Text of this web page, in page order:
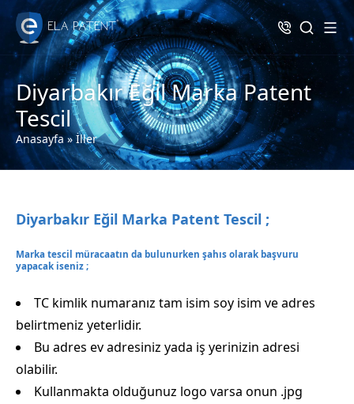
Diyarbakır Eğil Marka Patent
Tescil
Anasayfa»İller
Diyarbakır Eğil Marka Patent Tescil ;
Marka tescil müracaatın da bulunurken şahıs olarak başvuru
yapacak iseniz ;
TC kimlik numaranız tam isim soy isim ve adres
belirtmeniz yeterlidir.
Bu adres ev adresiniz yada iş yerinizin adresi
olabilir.
Kullanmakta olduğunuz logo varsa onun .jpg